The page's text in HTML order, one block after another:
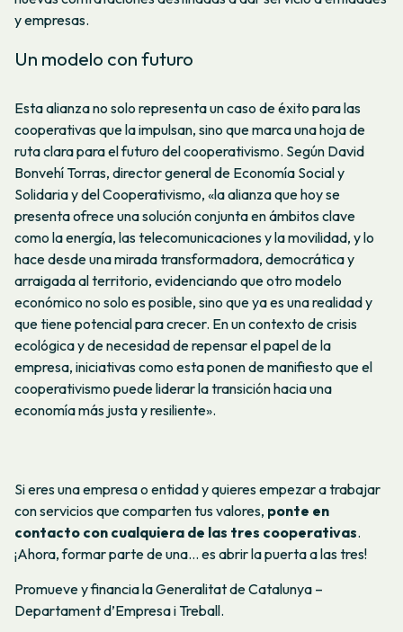
y empresas.
Un modelo con futuro
Esta alianza no solo representa un caso de éxito para las
cooperativas que la impulsan, sino que marca una hoja de
ruta clara para el futuro del cooperativismo. Según David
Bonvehí Torras, director general de Economía Social y
Solidaria y del Cooperativismo, «la alianza que hoy se
presenta ofrece una solución conjunta en ámbitos clave
como la energía, las telecomunicaciones y la movilidad, y lo
hace desde una mirada transformadora, democrática y
arraigada al territorio, evidenciando que otro modelo
económico no solo es posible, sino que ya es una realidad y
que tiene potencial para crecer. En un contexto de crisis
ecológica y de necesidad de repensar el papel de la
empresa, iniciativas como esta ponen de manifiesto que el
cooperativismo puede liderar la transición hacia una
economía más justa y resiliente».
Si eres una empresa o entidad y quieres empezar a trabajar
con servicios que comparten tus valores, ponte en
contacto con cualquiera de las tres cooperativas.
¡Ahora, formar parte de una… es abrir la puerta a las tres!
Promueve y financia la Generalitat de Catalunya –
Departament d’Empresa i Treball.